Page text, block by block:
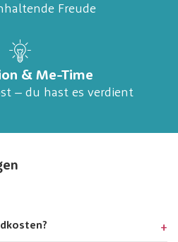
Freude
& Me-Time
– du hast es verdient